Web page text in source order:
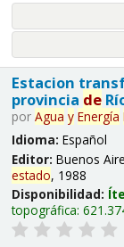
Estacion
provincia de
por Agua y Energía
Idioma: Español
Editor: Buenos
estado, 1988
Disponibilidad:
topográfica: